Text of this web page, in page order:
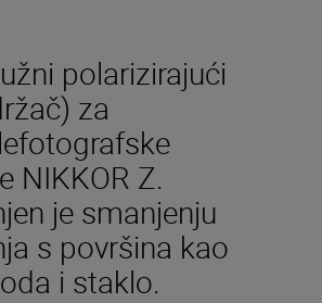
polarizirajući
za
NIKKOR Z.
je smanjenju
s površina kao
i staklo.